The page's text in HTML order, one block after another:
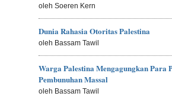
oleh Soeren Kern
Dunia Rahasia Otoritas Palestina
oleh Bassam Tawil
Warga Palestina Mengagungkan Para
Pembunuhan Massal
oleh Bassam Tawil